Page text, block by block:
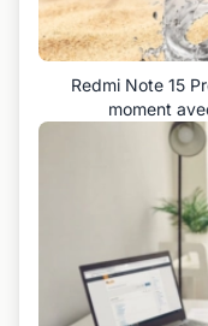
Redmi Note 15
moment